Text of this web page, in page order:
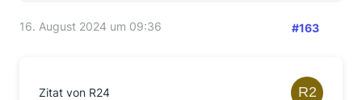
16. August 2024 um 09:36 #163
Zitat von R24